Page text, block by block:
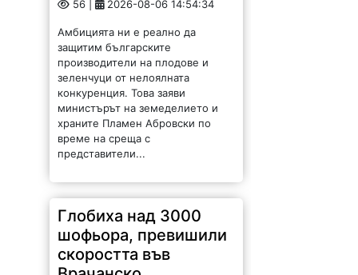
защитим българските
производители на плодове и
зеленчуци от нелоялната
конкуренция. Това заяви
министърът на земеделието и
храните Пламен Абровски по
време на среща с
представители...
Глобиха над 3000
шофьора, превишили
скоростта във
Врачанско